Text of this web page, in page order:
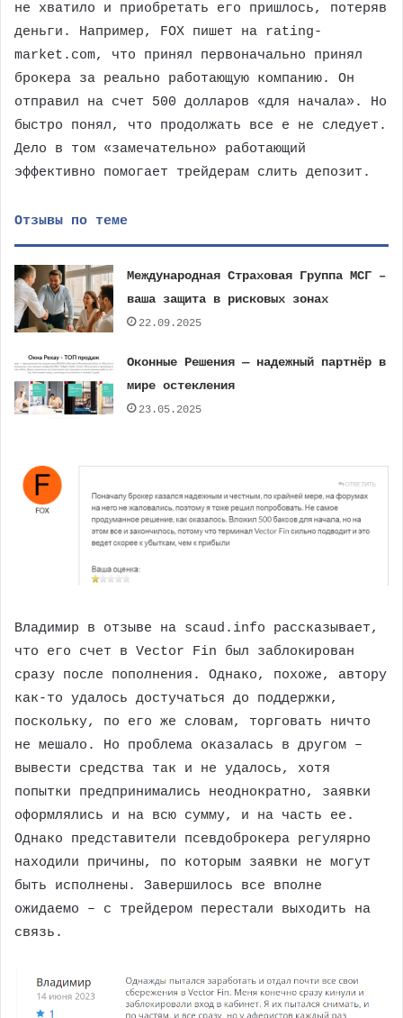
не хватило и приобретать его пришлось, потеряв
деньги. Например, FOX пишет на rating-
market.com, что принял первоначально принял
брокера за реально работающую компанию. Он
отправил на счет 500 долларов «для начала». Но
быстро понял, что продолжать все е не следует.
Дело в том «замечательно» работающий
эффективно помогает трейдерам слить депозит.
Отзывы по теме
Международная Страховая Группа МСГ –
ваша защита в рисковых зонах
22.09.2025
Оконные Решения — надежный партнёр в
мире остекления
23.05.2025
Владимир в отзыве на scaud.info рассказывает,
что его счет в Vector Fin был заблокирован
сразу после пополнения. Однако, похоже, автору
как-то удалось достучаться до поддержки,
поскольку, по его же словам, торговать ничто
не мешало. Но проблема оказалась в другом –
вывести средства так и не удалось, хотя
попытки предпринимались неоднократно, заявки
оформлялись и на всю сумму, и на часть ее.
Однако представители псевдоброкера регулярно
находили причины, по которым заявки не могут
быть исполнены. Завершилось все вполне
ожидаемо – с трейдером перестали выходить на
связь.